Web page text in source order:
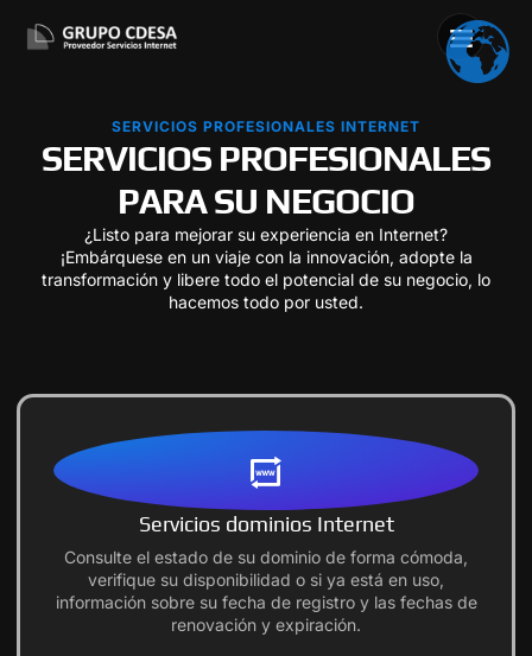
SERVICIOS PROFESIONALES INTERNET
SERVICIOS PROFESIONALES
PARA SU NEGOCIO
¿Listo para mejorar su experiencia en Internet?
¡Embárquese en un viaje con la innovación, adopte la
transformación y libere todo el potencial de su negocio, lo
hacemos todo por usted.
Servicios dominios Internet
Consulte el estado de su dominio de forma cómoda,
verifique su disponibilidad o si ya está en uso,
información sobre su fecha de registro y las fechas de
renovación y expiración.